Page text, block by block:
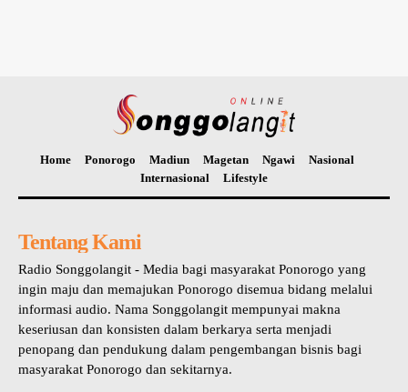
Home Ponorogo Madiun Magetan Ngawi
Nasional
Internasional
Lifestyle
Tentang Kami
Radio Songgolangit - Media bagi masyarakat Ponorogo yang
ingin maju dan memajukan Ponorogo disemua bidang melalui
informasi audio. Nama Songgolangit mempunyai makna
keseriusan dan konsisten dalam berkarya serta menjadi
penopang dan pendukung dalam pengembangan bisnis bagi
masyarakat Ponorogo dan sekitarnya.